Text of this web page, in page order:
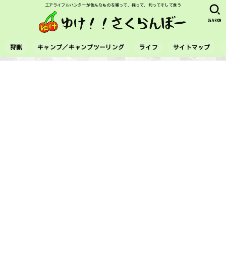
エアライフルハンターが色んなものを獲って、採って、釣ってそして食う
狩猟 キャンプ／キャンプツーリング ライフ サイトマップ
SEARCH